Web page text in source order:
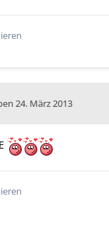
24. März 2013